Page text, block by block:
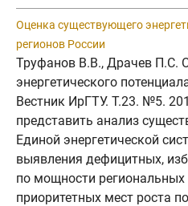
Оценка существующего
регионов России
Труфанов В.В., Драчев П.С.
энергетического
Вестник ИрГТУ. Т.23. №5.
представить анализ
Единой энергетической
выявления дефицитных,
по мощности региональных
приоритетных мест роста